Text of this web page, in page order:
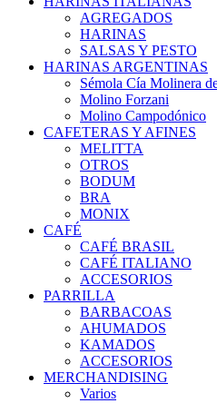
AGREGADOS
HARINAS
SALSAS Y PESTO
HARINAS ARGENTINAS
Sémola Cía Molinera
Molino Forzani
Molino Campodónico
CAFETERAS Y AFINES
MELITTA
OTROS
BODUM
BRA
MONIX
CAFÉ
CAFÉ BRASIL
CAFÉ ITALIANO
ACCESORIOS
PARRILLA
BARBACOAS
AHUMADOS
KAMADOS
ACCESORIOS
MERCHANDISING
Varios